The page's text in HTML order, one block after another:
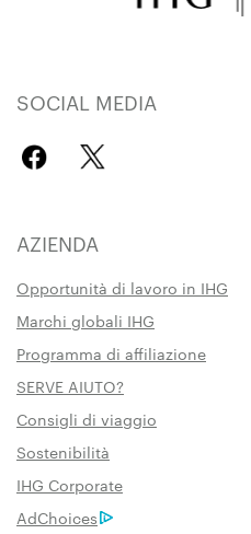
SOCIAL MEDIA
AZIENDA
Opportunità di lavoro in IHG
Marchi globali IHG
Programma di affiliazione
SERVE AIUTO?
Consigli di viaggio
Sostenibilità
IHG Corporate
AdChoices